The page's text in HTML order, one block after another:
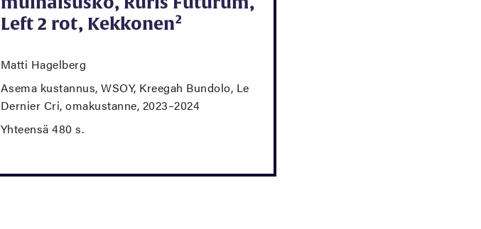
Left 2 rot, Kekkonen²
Matti Hagelberg
Asema kustannus, WSOY, Kreegah Bundolo, Le
Dernier Cri, omakustanne, 2023–2024
Yhteensä 480 s.